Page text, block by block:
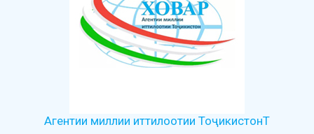
Агентии миллии иттилоотии ТоҷикистонТ